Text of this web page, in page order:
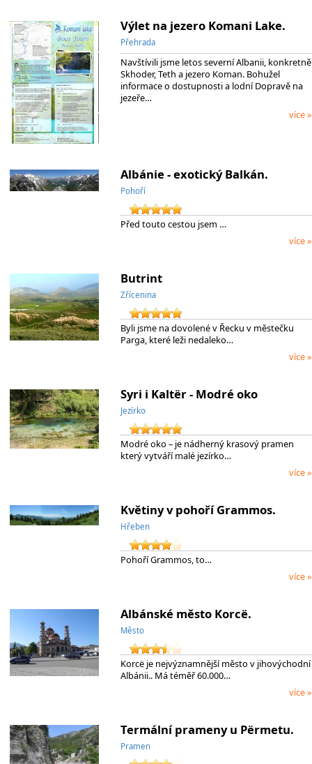
Výlet na jezero Komani Lake.
Přehrada
Navštívili jsme letos severní Albanii, konkretně
Skhoder, Teth a jezero Koman. Bohužel
informace o dostupnosti a lodní Dopravě na
jezeře…
více »
Albánie - exotický Balkán.
Pohoří
Před touto cestou jsem …
více »
Butrint
Zřícenina
Byli jsme na dovolené v Řecku v městečku
Parga, které leži nedaleko…
více »
Syri i Kaltër - Modré oko
Jezírko
Modré oko – je nádherný krasový pramen
který vytváří malé jezírko…
více »
Květiny v pohoří Grammos.
Hřeben
Pohoří Grammos, to…
více »
Albánské město Korcë.
Město
Korcë je nejvýznamnější město v jihovýchodní
Albánii.. Má téměř 60.000…
více »
Termální prameny u Përmetu.
Pramen